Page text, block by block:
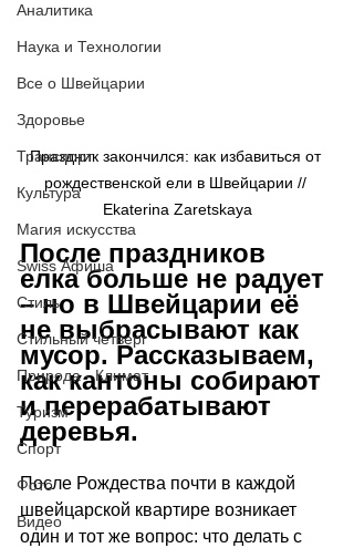
Аналитика
Наука и Технологии
Все о Швейцарии
Здоровье
Транспорт
Культура
Магия искусства
Swiss Афиша
Стиль
Стильный четверг
Природа - Климат
Туризм
Спорт
Фото
Видео
Праздник закончился: как избавиться от
рождественской ели в Швейцарии //
Ekaterina Zaretskaya
После праздников
елка больше не радует
– но в Швейцарии её
не выбрасывают как
мусор. Рассказываем,
как кантоны собирают
и перерабатывают
деревья.
После Рождества почти в каждой
швейцарской квартире возникает
один и тот же вопрос: что делать с